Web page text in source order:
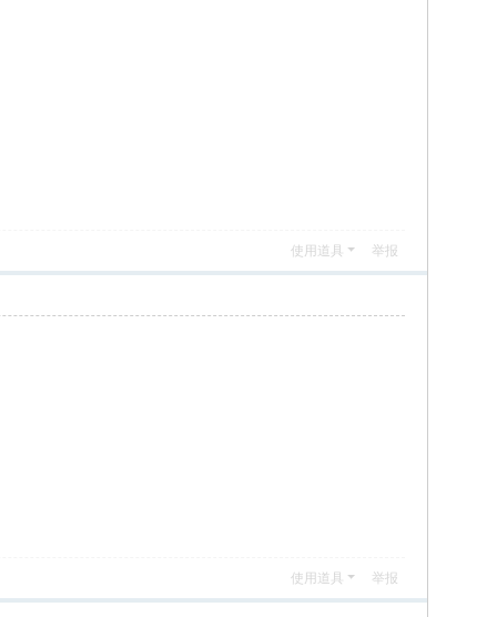
使用道具 举报
使用道具 举报